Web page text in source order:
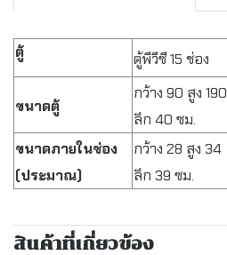
ตู้ ตู้พีวีซี 15 ช่อง
ขนาดตู้
กว้าง 90 สูง 190
ลึก 40 ซม.
ขนาดภายในช่อง
(ประมาณ)
กว้าง 28 สูง 34
ลึก 39 ซม.
สินค้าที่เกี่ยวข้อง